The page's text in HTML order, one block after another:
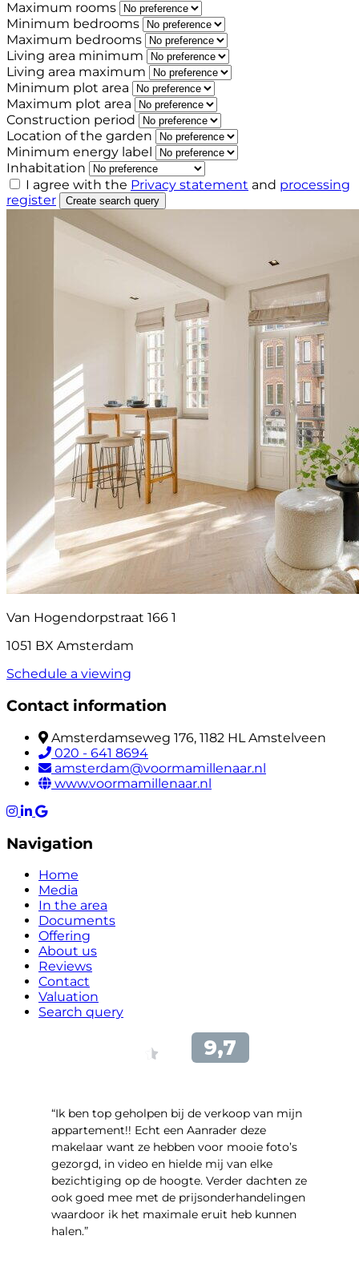
Maximum rooms
Minimum bedrooms
Maximum bedrooms
Living area minimum
Living area maximum
Minimum plot area
Maximum plot area
Construction period
Location of the garden
Minimum energy label
Inhabitation
I agree with the Privacy statement and processing
register
Create search query
Van Hogendorpstraat 166 1
1051 BX Amsterdam
Schedule a viewing
Contact information
Amsterdamseweg 176, 1182 HL Amstelveen
020 - 641 8694
amsterdam@voormamillenaar.nl
www.voormamillenaar.nl
Navigation
Home
Media
In the area
Documents
Offering
About us
Reviews
Contact
Valuation
Search query
“Ik ben top geholpen bij de verkoop van mijn
appartement!! Echt een Aanrader deze
makelaar want ze hebben voor mooie foto’s
gezorgd, in video en hielde mij van elke
bezichtiging op de hoogte. Verder dachten ze
ook goed mee met de prijsonderhandelingen
waardoor ik het maximale eruit heb kunnen
halen.”